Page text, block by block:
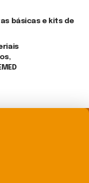
básicas e kits de